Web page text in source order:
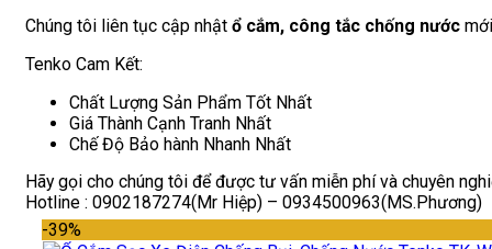
Chúng tôi liên tục cập nhật ổ cắm, công tắc chống nước
Tenko Cam Kết:
Chất Lượng Sản Phẩm Tốt Nhất
Giá Thành Cạnh Tranh Nhất
Chế Độ Bảo hành Nhanh Nhất
Hãy gọi cho chúng tôi để được tư vấn miễn phí và chuyên
Hotline : 0902187274(Mr Hiệp) – 0934500963(MS.Phương)
-39%